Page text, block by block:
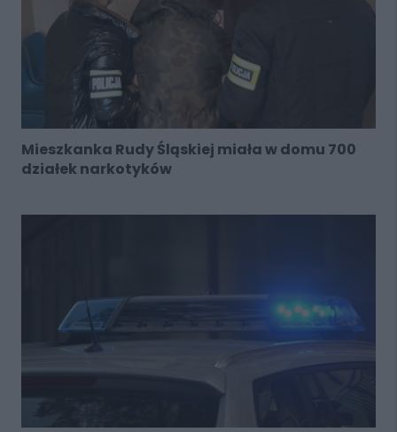
Mieszkanka Rudy Śląskiej miała w domu 700
działek narkotyków